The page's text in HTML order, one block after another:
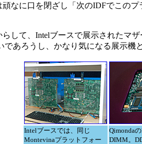
なに口を閉ざし「次のIDFでこの
して、Intelブースで展示されたマザ
であろうし、かなり気になる展示機
Intelブースでは、同じ
Montevinaプラットフォー
Qimonda
DIMM。